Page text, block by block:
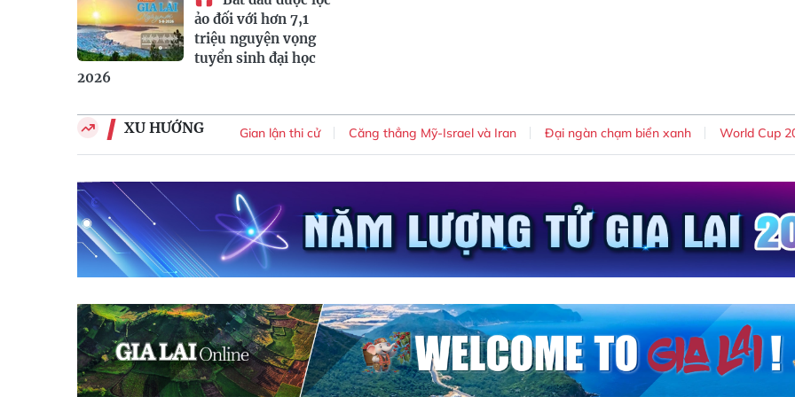
ảo đối với hơn 7,1
triệu nguyện vọng
tuyển sinh đại học
2026
XU HƯỚNG
Nghị quyết số 57-NQ/TW Gian lận thi cử Căng thẳng Mỹ-Israel và Iran Đại ngàn chạm biển xanh World Cup